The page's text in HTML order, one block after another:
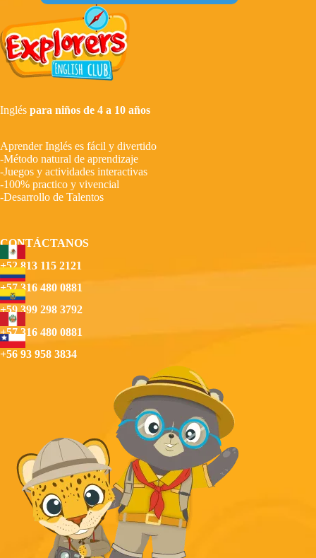
Inglés para niños de 4 a 10 años
Aprender Inglés es fácil y divertido
-Método natural de aprendizaje
-Juegos y actividades interactivas
-100% practico y vivencial
-Desarrollo de Talentos
CONTÁCTANOS
+52 813 115 2121
+57 316 480 0881
+59 399 298 3792
+57 316 480 0881
+56 93 958 3834